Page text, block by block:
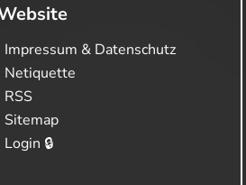
Impressum & Datenschutz
Netiquette
RSS
Sitemap
Login 🔒